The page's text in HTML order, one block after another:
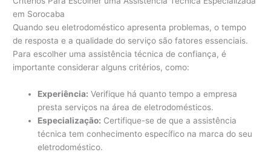
em Sorocaba
Quando seu eletrodoméstico apresenta problemas, o tempo
de resposta e a qualidade do serviço são fatores essenciais.
Para escolher uma assistência técnica de confiança, é
importante considerar alguns critérios, como:
Experiência: Verifique há quanto tempo a empresa
presta serviços na área de eletrodomésticos.
Especialização: Certifique-se de que a assistência
técnica tem conhecimento específico na marca do seu
eletrodoméstico.